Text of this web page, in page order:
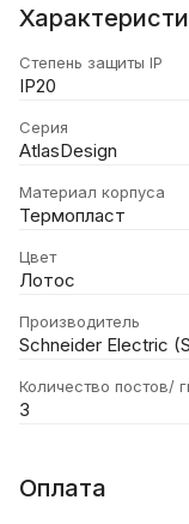
Степень защиты IP
IP20
Серия
AtlasDesign
Материал корпуса
Термопласт
Цвет
Лотос
Производитель
Schneider Electric
Количество постов/
3
Оплата